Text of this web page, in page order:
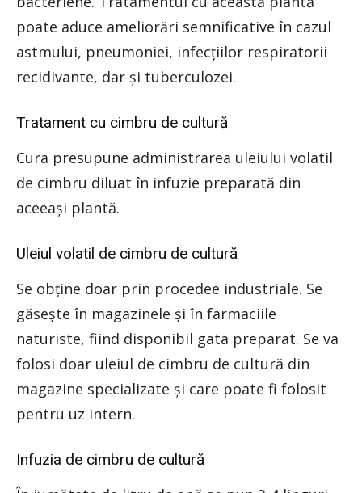
poate aduce ameliorări semnificative în cazul
astmului, pneumoniei, infecţiilor respiratorii
recidivante, dar şi tuberculozei.
Tratament cu cimbru de cultură
Cura presupune administrarea uleiului volatil
de cimbru diluat în infuzie preparată din
aceeaşi plantă.
Uleiul volatil de cimbru de cultură
Se obţine doar prin procedee industriale. Se
găseşte în magazinele şi în farmaciile
naturiste, fiind disponibil gata preparat. Se va
folosi doar uleiul de cimbru de cultură din
magazine specializate şi care poate fi folosit
pentru uz intern.
Infuzia de cimbru de cultură